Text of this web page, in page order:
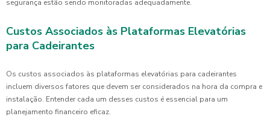
segurança estão sendo monitoradas adequadamente.
Custos Associados às Plataformas Elevatórias
para Cadeirantes
Os custos associados às plataformas elevatórias para cadeirantes
incluem diversos fatores que devem ser considerados na hora da compra e
instalação. Entender cada um desses custos é essencial para um
planejamento financeiro eficaz.